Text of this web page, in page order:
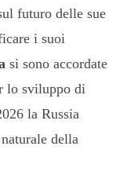
futuro delle sue
i suoi
si sono accordate
lo sviluppo di
la Russia
della